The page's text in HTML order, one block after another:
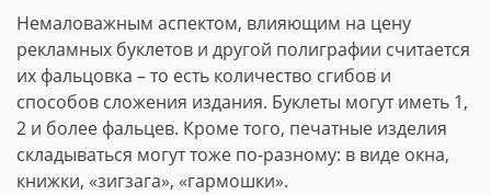
Немаловажным аспектом, влияющим на цену
рекламных буклетов и другой полиграфии считается
их фальцовка – то есть количество сгибов и
способов сложения издания. Буклеты могут иметь 1,
2 и более фальцев. Кроме того, печатные изделия
складываться могут тоже по-разному: в виде окна,
книжки, «зигзага», «гармошки».